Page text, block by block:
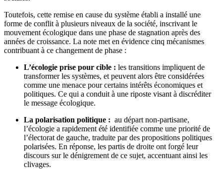
Toutefois, cette remise en cause du système établi a installé une
forme de conflit à plusieurs niveaux de la société, inscrivant le
mouvement écologique dans une phase de stagnation après des
années de croissance. La note met en évidence cinq mécanismes
contribuant à ce changement de phase :
L’écologie prise pour cible : les transitions impliquent de
transformer les systèmes, et peuvent alors être considérées
comme une menace pour certains intérêts économiques et
politiques. Ce qui a conduit à une riposte visant à discréditer
le message écologique.
La polarisation politique : au départ non-partisane,
l’écologie a rapidement été identifiée comme une priorité de
l’électorat de gauche, traduite par des propositions politiques
polarisées. En réponse, les partis de droite ont forgé leur
discours sur le dénigrement de ce sujet, accentuant ainsi les
clivages.